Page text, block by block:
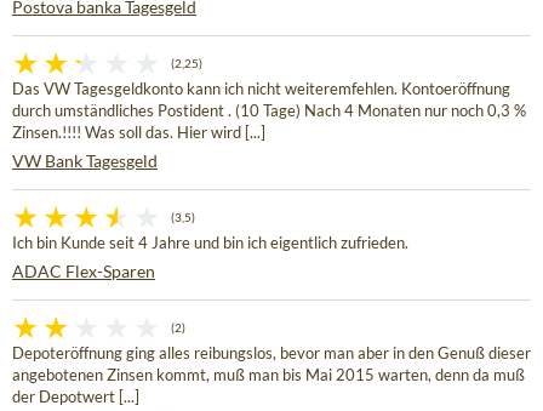
Postova banka Tagesgeld
(2,25)
Das VW Tagesgeldkonto kann ich nicht weiteremfehlen. Kontoeröffnung
durch umständliches Postident . (10 Tage) Nach 4 Monaten nur noch 0,3 %
Zinsen.!!!! Was soll das. Hier wird [...]
VW Bank Tagesgeld
(3,5)
Ich bin Kunde seit 4 Jahre und bin ich eigentlich zufrieden.
ADAC Flex-Sparen
(2)
Depoteröffnung ging alles reibungslos, bevor man aber in den Genuß dieser
angebotenen Zinsen kommt, muß man bis Mai 2015 warten, denn da muß
der Depotwert [...]